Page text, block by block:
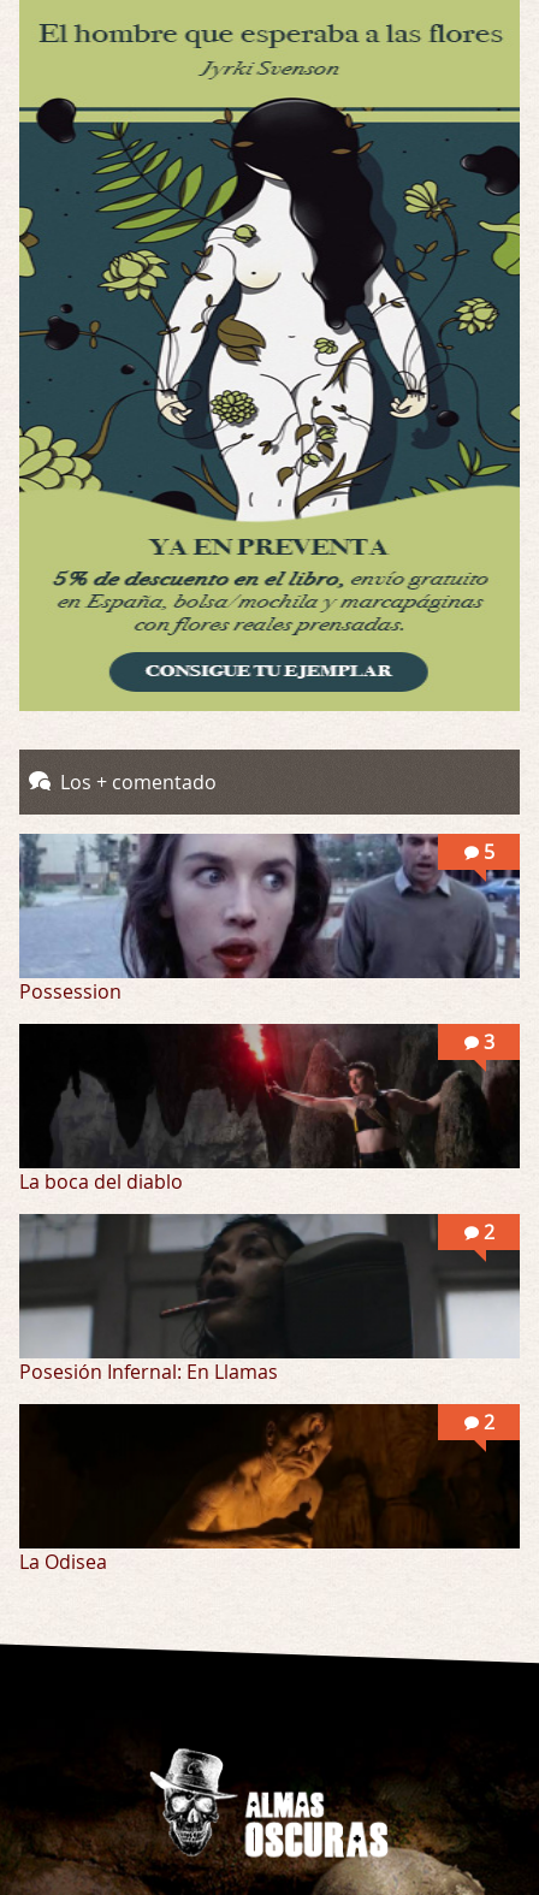
Por: FrancHis
Posesión Infernal: En Llamas
Por: FrancHis
Yo justo fui a verla ayer al cine y la ver …
Por encima de tu cadáver
Por: Luar
Interesante cuando avanza, le falta algo d …
Por encima de tu cadáver
Possession
Por: Luar
Se llama la posesión en castellano, está …
Por: Mariano
Una película normalita, nada del otro mun …
Obsession
Possession
Llevo toda una vida para verla y nunca lo …
Los + comentado
5
Possession
3
La boca del diablo
2
Posesión Infernal: En Llamas
2
La Odisea